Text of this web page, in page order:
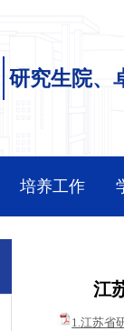
研究生院、
培养工作
江
1.江苏省